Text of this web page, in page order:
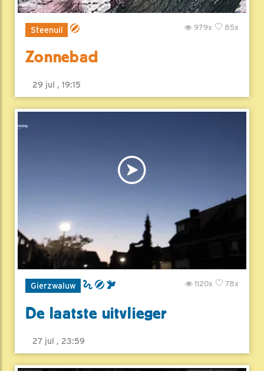
Steenuil 85x
979x
Zonnebad
29 jul , 19:15
Gierzwaluw 78x
1120x
De laatste uitvlieger
27 jul , 23:59